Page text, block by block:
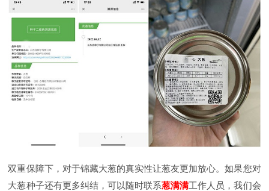
双重保障下，对于锦藏大葱的真实性让葱友更加放心。如果您对
大葱种子还有更多纠结，可以随时联系葱满满工作人员，我们会